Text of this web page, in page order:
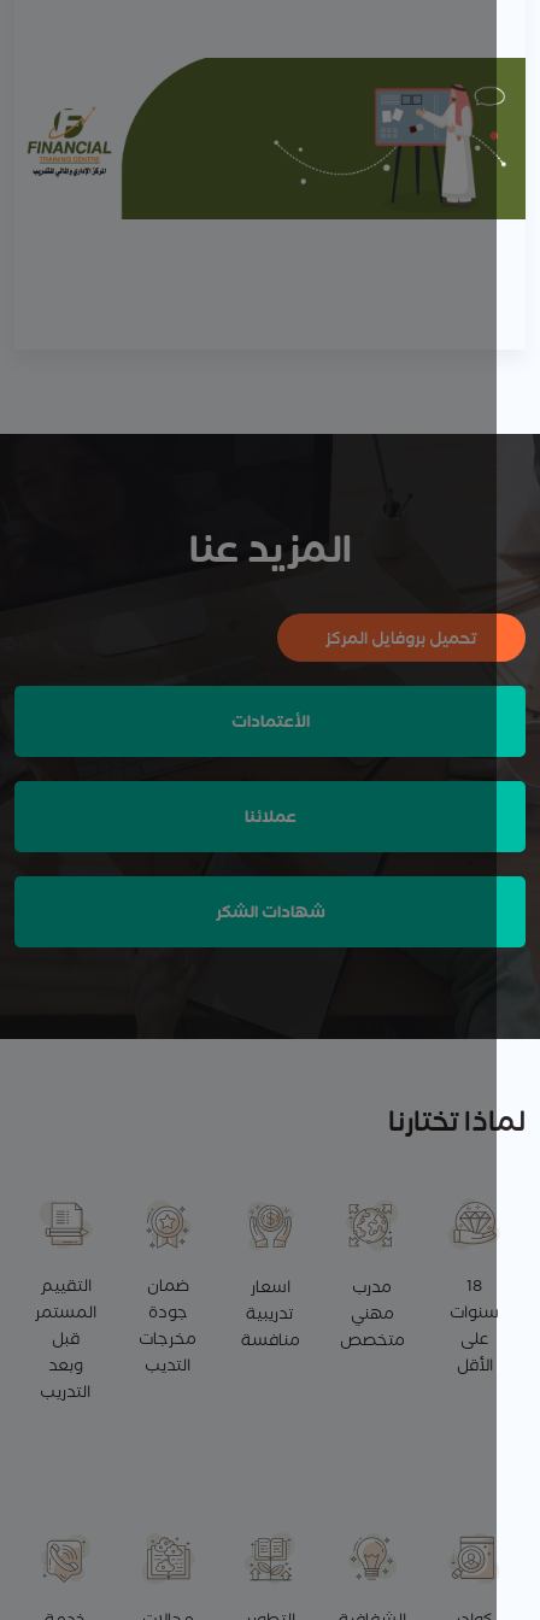
المزيد عنا
تحميل بروفايل المركز
الأعتمادات
عملائنا
شهادات الشكر
تختارنا
متخصص
تدريبية
منافسة
مخرجات
التديب
التقييم
المستمر
التدريب